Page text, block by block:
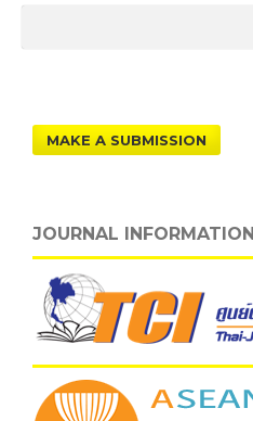
MAKE A SUBMISSION
JOURNAL INFORMATION